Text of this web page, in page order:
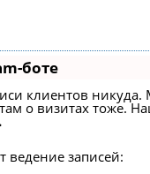
боте
клиентов никуда.
о визитах тоже.
ведение записей: